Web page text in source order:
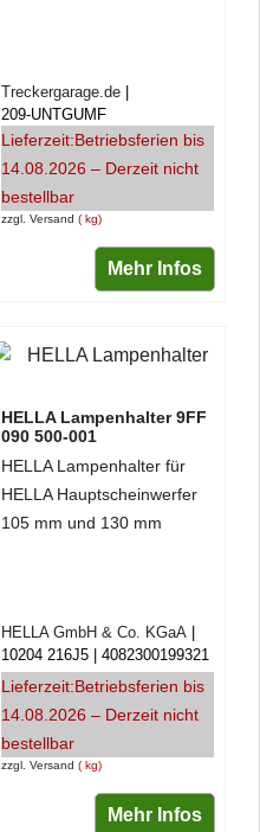
zzgl. Versand kg
Treckergarage.de
209-UNTGUMF
Lieferzeit:Betriebsferien bis
14.08.2026 – Derzeit nicht
bestellbar
Mehr Infos
HELLA Lampenhalter 9FF
090 500-001
HELLA Lampenhalter für
HELLA Hauptscheinwerfer
105 mm und 130 mm
zzgl. Versand kg
HELLA GmbH & Co. KGaA
10204 216J5
4082300199321
Lieferzeit:Betriebsferien bis
14.08.2026 – Derzeit nicht
bestellbar
Mehr Infos